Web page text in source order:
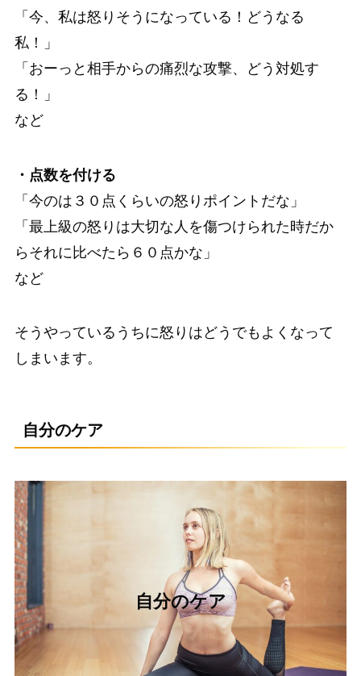
「今、私は怒りそうになっている！どうなる
私！」
「おーっと相手からの痛烈な攻撃、どう対処す
る！」
など
・点数を付ける
「今のは３０点くらいの怒りポイントだな」
「最上級の怒りは大切な人を傷つけられた時だか
らそれに比べたら６０点かな」
など
そうやっているうちに怒りはどうでもよくなって
しまいます。
自分のケア
自分のケア